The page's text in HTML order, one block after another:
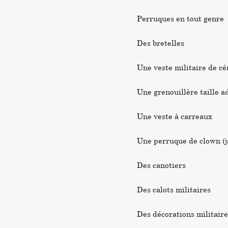
Perruques en tout genre
Des bretelles
Une veste militaire de
Une grenouillère taille
Une veste à carreaux
Une perruque de clown
Des canotiers
Des calots militaires
Des décorations